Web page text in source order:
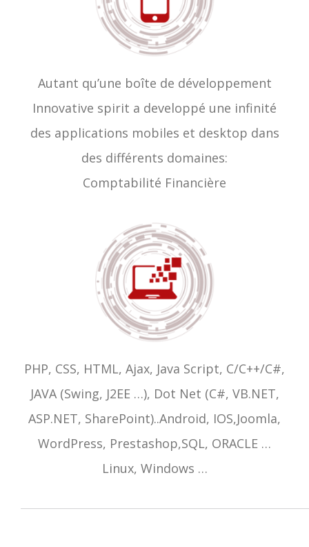
Autant qu’une boîte de développement
Innovative spirit a developpé une infinité
des applications mobiles et desktop dans
des différents domaines:
Comptabilité Financière
PHP, CSS, HTML, Ajax, Java Script, C/C++/C#,
JAVA (Swing, J2EE …), Dot Net (C#, VB.NET,
ASP.NET, SharePoint)..Android, IOS,Joomla,
WordPress, Prestashop,SQL, ORACLE …
Linux, Windows …